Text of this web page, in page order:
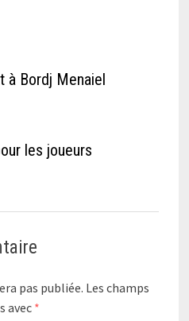
à Bordj Menaiel
les joueurs
pas publiée. Les champs
avec *